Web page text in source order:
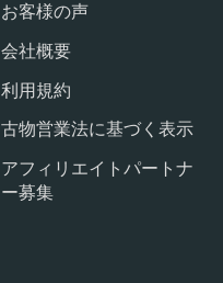
お客様の声
会社概要
利用規約
古物営業法に基づく表示
アフィリエイトパートナ
ー募集